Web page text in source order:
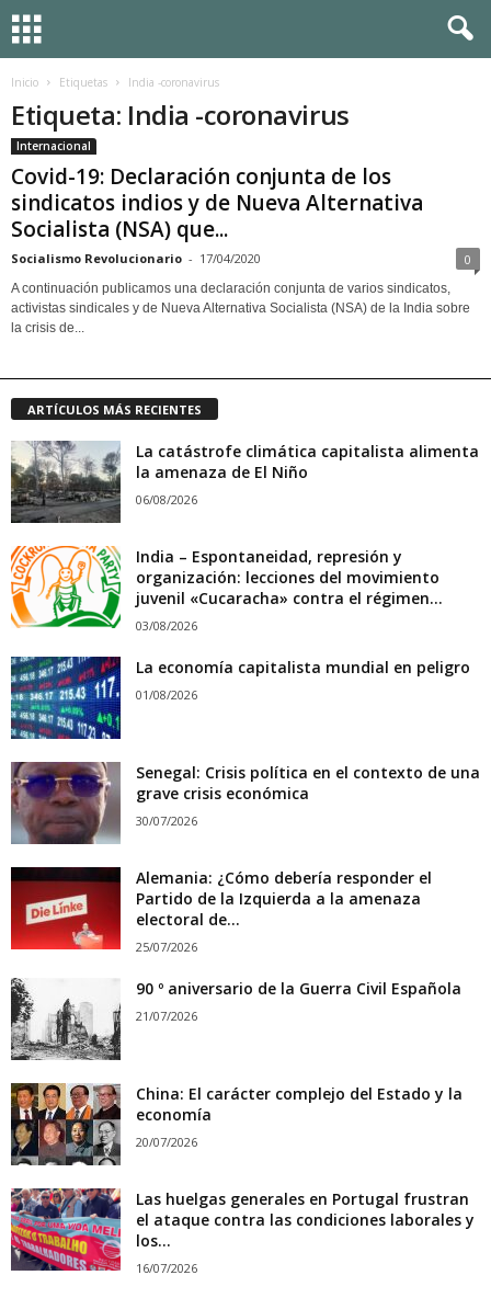
Inicio Etiquetas India -coronavirus
Etiqueta: India -coronavirus
Internacional
Covid-19: Declaración conjunta de los
sindicatos indios y de Nueva Alternativa
Socialista (NSA) que...
Socialismo Revolucionario - 17/04/2020 0
A continuación publicamos una declaración conjunta de varios sindicatos,
activistas sindicales y de Nueva Alternativa Socialista (NSA) de la India sobre
la crisis de...
ARTÍCULOS MÁS RECIENTES
La catástrofe climática capitalista alimenta
la amenaza de El Niño
06/08/2026
India – Espontaneidad, represión y
organización: lecciones del movimiento
juvenil «Cucaracha» contra el régimen...
03/08/2026
La economía capitalista mundial en peligro
01/08/2026
Senegal: Crisis política en el contexto de una
grave crisis económica
30/07/2026
Alemania: ¿Cómo debería responder el
Partido de la Izquierda a la amenaza
electoral de...
25/07/2026
90 º aniversario de la Guerra Civil Española
21/07/2026
China: El carácter complejo del Estado y la
economía
20/07/2026
Las huelgas generales en Portugal frustran
el ataque contra las condiciones laborales y
los...
16/07/2026